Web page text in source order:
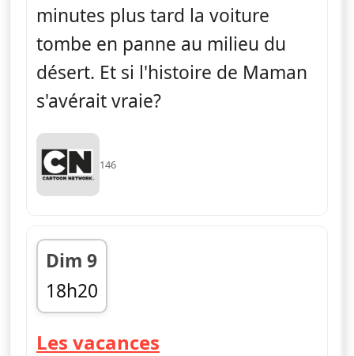
minutes plus tard la voiture
tombe en panne au milieu du
désert. Et si l'histoire de Maman
s'avérait vraie?
146
Dim 9
18h20
fin 18h30
Les vacances